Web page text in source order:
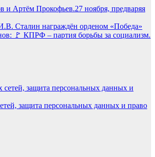
27 ноября, предваряя
Сталин награждён орденом «Победа»
🚩 КПРФ – партия борьбы за социализм.
защита персональных данных и право